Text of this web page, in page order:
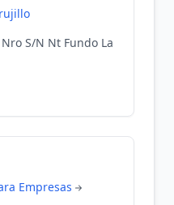
S/N Nt Fundo La
Empresas